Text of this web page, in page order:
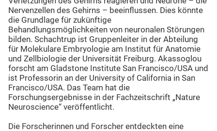
Nervenzellen des Gehirns – beeinflussen. Dies könnte
die Grundlage für zukünftige
Behandlungsmöglichkeiten von neuronalen Störungen
bilden. Schachtrup ist Gruppenleiter in der Abteilung
für Molekulare Embryologie am Institut für Anatomie
und Zellbiologie der Universität Freiburg. Akassoglou
forscht am Gladstone Institute San Francisco/USA und
ist Professorin an der University of California in San
Francisco/USA. Das Team hat die
Forschungsergebnisse in der Fachzeitschrift „Nature
Neuroscience“ veröffentlicht.
Die Forscherinnen und Forscher entdeckten eine